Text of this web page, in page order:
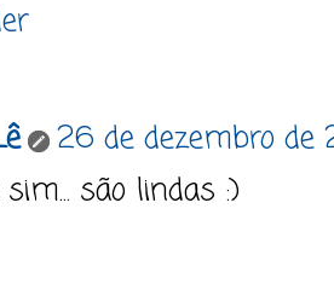
26 de dezembro de
são lindas :)